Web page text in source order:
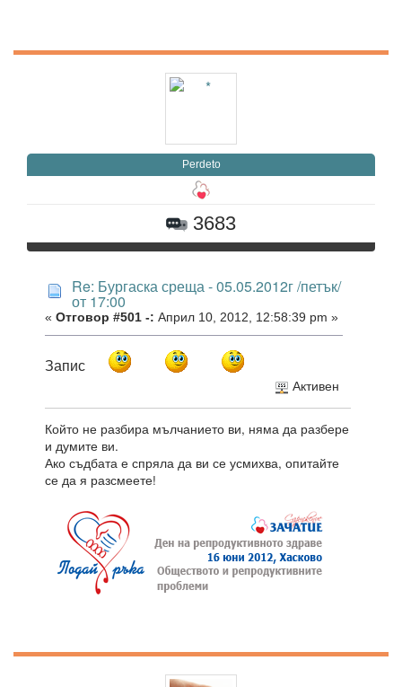
Perdeto
3683
Re: Бургаска среща - 05.05.2012г /петък/
от 17:00
« Отговор #501 -: Април 10, 2012, 12:58:39 pm »
Запис
Активен
Който не разбира мълчанието ви, няма да разбере
и думите ви.
Ако съдбата е спряла да ви се усмихва, опитайте
се да я разсмеете!